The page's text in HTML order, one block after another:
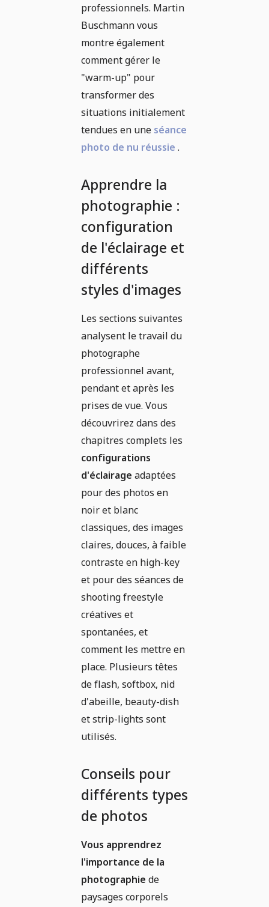
professionnels. Martin
Buschmann vous
montre également
comment gérer le
"warm-up" pour
transformer des
situations initialement
tendues en une séance
photo de nu réussie .
Apprendre la
photographie :
configuration
de l'éclairage et
différents
styles d'images
Les sections suivantes
analysent le travail du
photographe
professionnel avant,
pendant et après les
prises de vue. Vous
découvrirez dans des
chapitres complets les
configurations
d'éclairage adaptées
pour des photos en
noir et blanc
classiques, des images
claires, douces, à faible
contraste en high-key
et pour des séances de
shooting freestyle
créatives et
spontanées, et
comment les mettre en
place. Plusieurs têtes
de flash, softbox, nid
d'abeille, beauty-dish
et strip-lights sont
utilisés.
Conseils pour
différents types
de photos
Vous apprendrez
l'importance de la
photographie de
paysages corporels